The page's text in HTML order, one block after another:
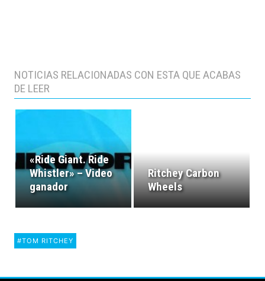
NOTICIAS RELACIONADAS CON ESTA QUE ACABAS
DE LEER
«Ride Giant. Ride
Whistler» – Video
ganador
Ritchey Carbon
Wheels
#TOM RITCHEY